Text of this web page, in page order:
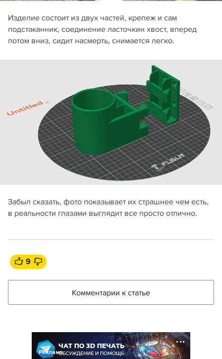
Изделие состоит из двух частей, крепеж и сам
подстаканник, соединение ласточкин хвост, вперед
потом вниз, сидит насмерть, снимается легко.
Забыл сказать, фото показывает их страшнее чем есть,
в реальности глазами выглядит все просто отлично.
9
Комментарии к статье
Реклама